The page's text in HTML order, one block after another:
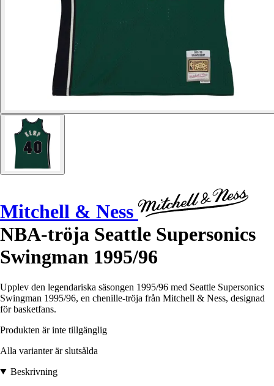
Mitchell & Ness
NBA-tröja Seattle Supersonics
Swingman 1995/96
Upplev den legendariska säsongen 1995/96 med Seattle Supersonics
Swingman 1995/96, en chenille-tröja från Mitchell & Ness, designad
för basketfans.
Produkten är inte tillgänglig
Alla varianter är slutsålda
Beskrivning